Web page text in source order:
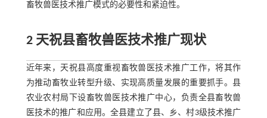
畜牧兽医技术推广模式的必要性和紧迫性。
2 天祝县畜牧兽医技术推广现状
近年来，天祝县高度重视畜牧兽医技术推广工作，将其作
为推动畜牧业转型升级、实现高质量发展的重要抓手。县
农业农村局下设畜牧兽医技术推广中心，负责全县畜牧兽
医技术的推广和应用。全县建立了县、乡、村3级技术推广